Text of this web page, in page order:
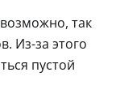
так
Из-за этого
пустой